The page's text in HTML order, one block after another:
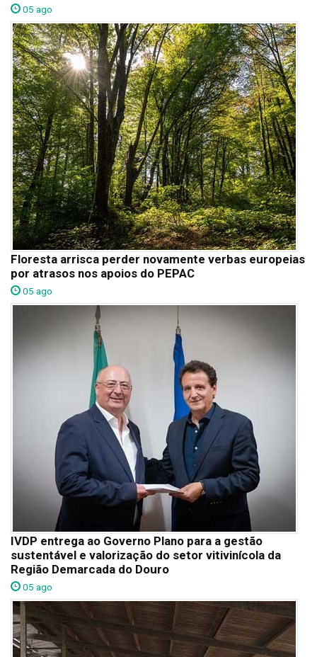
05 ago
Floresta arrisca perder novamente verbas europeias
por atrasos nos apoios do PEPAC
05 ago
IVDP entrega ao Governo Plano para a gestão
sustentável e valorização do setor vitivinícola da
Região Demarcada do Douro
05 ago